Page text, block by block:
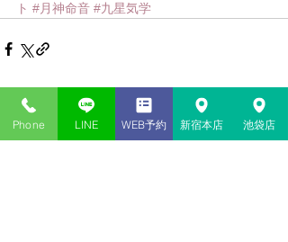
ト #月神命音 #九星気学
コメント
Phone LINE WEB予約 新宿本店 池袋店